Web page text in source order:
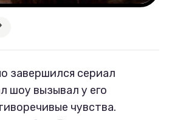
завершился сериал
шоу вызывал у его
чувства.